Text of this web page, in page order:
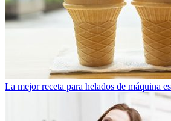
La mejor receta para helados de máquina